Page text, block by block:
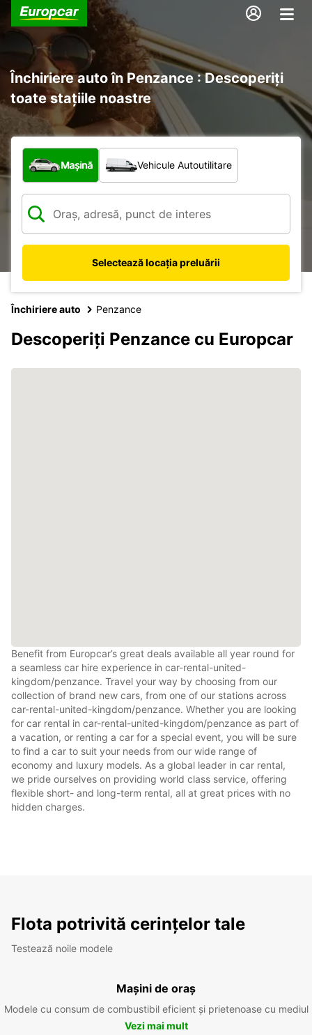
Închiriere auto în Penzance : Descoperiți
toate stațiile noastre
Ce tip de vehicul?
Mașină Vehicule Autoutilitare
Selectează locația preluării
Închiriere auto Penzance
Descoperiți Penzance cu Europcar
Benefit from Europcar’s great deals available all year round for
a seamless car hire experience in car-rental-united-
kingdom/penzance. Travel your way by choosing from our
collection of brand new cars, from one of our stations across
car-rental-united-kingdom/penzance. Whether you are looking
for car rental in car-rental-united-kingdom/penzance as part of
a vacation, or renting a car for a special event, you will be sure
to find a car to suit your needs from our wide range of
economy and luxury models. As a global leader in car rental,
we pride ourselves on providing world class service, offering
flexible short- and long-term rental, all at great prices with no
hidden charges.
Flota potrivită cerințelor tale
Testează noile modele
Mașini de oraș
Modele cu consum de combustibil eficient și prietenoase cu mediul
Vezi mai mult